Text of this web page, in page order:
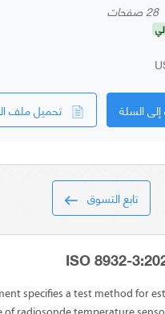
28 صفحات
السلة تحميل ملف
تابع التسوق
specifies a test method for